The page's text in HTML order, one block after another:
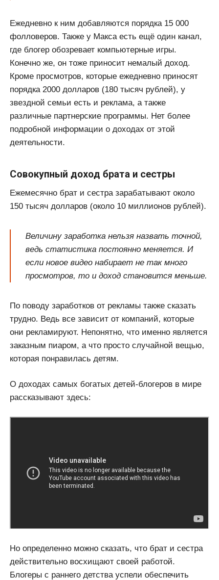
Ежедневно к ним добавляются порядка 15 000
фолловеров. Также у Макса есть ещё один канал,
где блогер обозревает компьютерные игры.
Конечно же, он тоже приносит немалый доход.
Кроме просмотров, которые ежедневно приносят
порядка 2000 долларов (180 тысяч рублей), у
звездной семьи есть и реклама, а также
различные партнерские программы. Нет более
подробной информации о доходах от этой
деятельности.
Совокупный доход брата и сестры
Ежемесячно брат и сестра зарабатывают около
150 тысяч долларов (около 10 миллионов рублей).
Величину заработка нельзя назвать точной,
ведь статистика постоянно меняется. И
если новое видео набирает не так много
просмотров, то и доход становится меньше.
По поводу заработков от рекламы также сказать
трудно. Ведь все зависит от компаний, которые
они рекламируют. Непонятно, что именно является
заказным пиаром, а что просто случайной вещью,
которая понравилась детям.
О доходах самых богатых детей-блогеров в мире
рассказывают здесь:
Но определенно можно сказать, что брат и сестра
действительно восхищают своей работой.
Блогеры с раннего детства успели обеспечить